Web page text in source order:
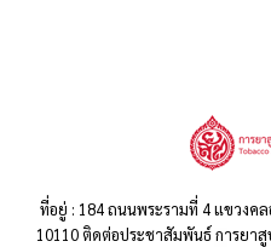
ที่อยู่ : 184 ถนนพระรามที่ 4 แขวงคล
10110 ติดต่อประชาสัมพันธ์ การยาสู